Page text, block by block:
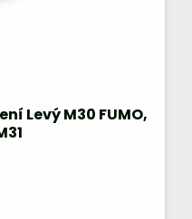
Levý M30 FUMO,